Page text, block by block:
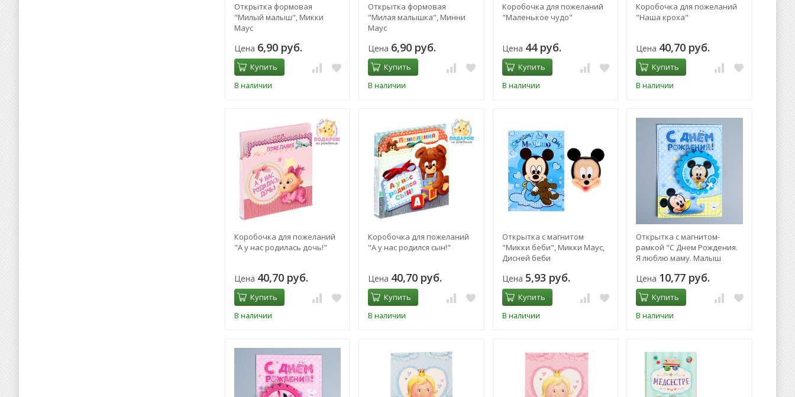
Открытка формовая
"Милый малыш", Микки
Маус
Цена 6,90 руб.
Купить
В наличии
Открытка формовая
"Милая малышка", Минни
Маус
Цена 6,90 руб.
Купить
В наличии
Коробочка для пожеланий
"Маленькое чудо"
Цена 44 руб.
Купить
В наличии
Коробочка для пожеланий
"Наша кроха"
Цена 40,70 руб.
Купить
В наличии
Коробочка для пожеланий
"А у нас родилась дочь!"
Цена 40,70 руб.
Купить
В наличии
Коробочка для пожеланий
"А у нас родился сын!"
Цена 40,70 руб.
Купить
В наличии
Открытка с магнитом
"Микки беби", Микки Маус,
Дисней беби
Цена 5,93 руб.
Купить
В наличии
Открытка с магнитом-
рамкой "С Днем Рождения.
Я люблю маму. Малыш
Дисней беби
Цена 10,77 руб.
Купить
В наличии